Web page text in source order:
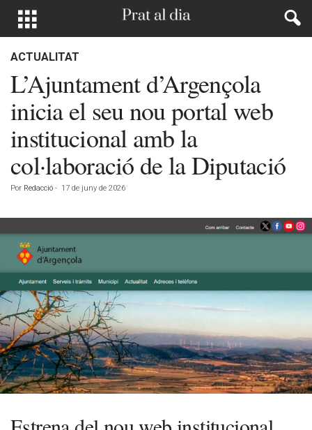
ACTUALITAT
L’Ajuntament d’Argençola
inicia el seu nou portal web
institucional amb la
col·laboració de la Diputació
Por Redacció - 17 de juny de 2026